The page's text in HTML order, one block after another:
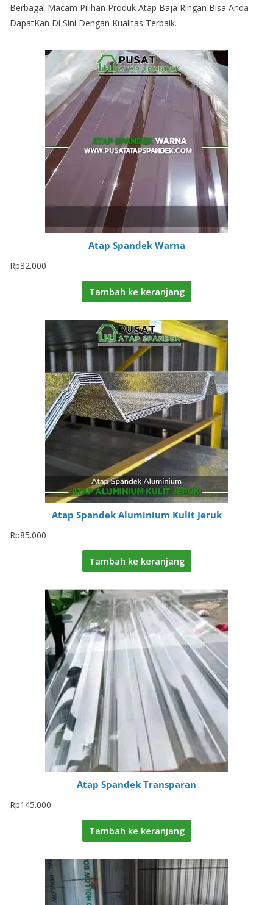
Berbagai Macam Pilihan Produk Atap Baja Ringan Bisa Anda
DapatKan Di Sini Dengan Kualitas Terbaik.
Atap Spandek Warna
Rp82.000
Tambah ke keranjang
Atap Spandek Aluminium Kulit Jeruk
Rp85.000
Tambah ke keranjang
Atap Spandek Transparan
Rp145.000
Tambah ke keranjang